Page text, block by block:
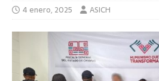
4 enero, 2025 ASICH